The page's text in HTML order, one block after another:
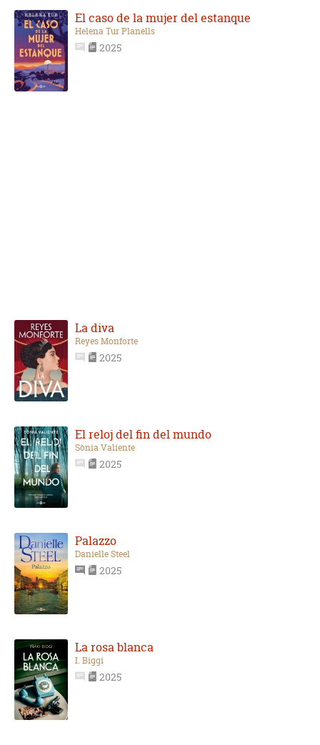
El caso de la mujer del estanque
Helena Tur Planells
2025
La diva
Reyes Monforte
2025
El reloj del fin del mundo
Sònia Valiente
2025
Palazzo
Danielle Steel
2025
La rosa blanca
I. Biggi
2025